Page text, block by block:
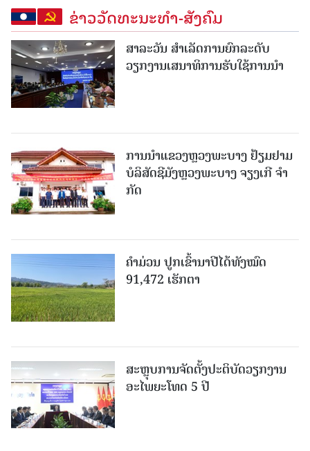
ຂ່າວວັດທະນະທຳ-ສັງຄົມ
ສາລະວັນ ສໍາເລັດການຍົກລະດັບ
ວຽກງານເສນາທິການຮັບໃຊ້ການນໍາ
ການນຳແຂວງຫຼວງພະບາງ ຢ້ຽມ​ຢາມ
ບໍ​ລິ​ສັດຊີມັງຫຼວງພະບາງ ຈຽງເກີ ຈໍາ
ກັດ
ຄໍາມ່ວນ ປູກເຂົ້ານາປີໄດ້ທັງໝົດ
91,472 ເຮັກຕາ
ສະຫຼຸບການຈັດຕັ້ງປະຕິບັດວຽກງານ
ອະໄພຍະໂທດ 5 ປີ